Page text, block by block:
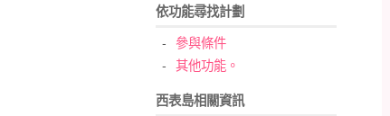
依功能尋找計劃
參與條件
其他功能。
西表島相關資訊